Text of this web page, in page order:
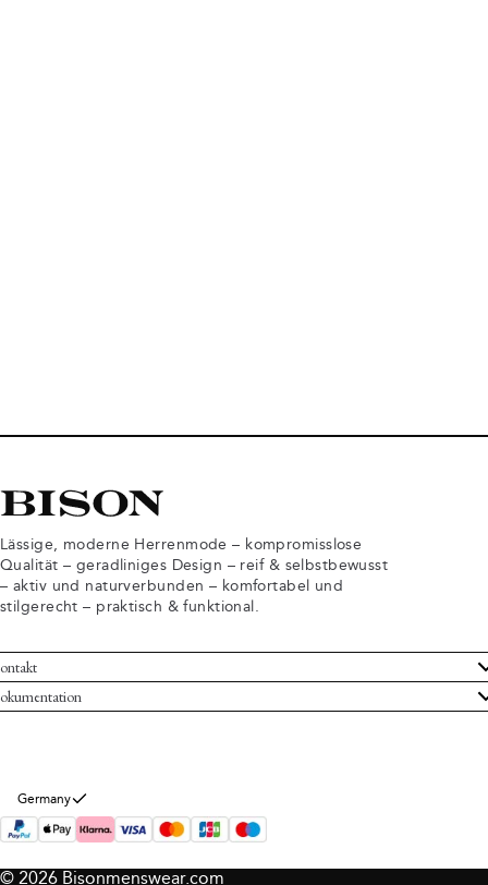
Lässige, moderne Herrenmode – kompromisslose
Qualität – geradliniges Design – reif & selbstbewusst
– aktiv und naturverbunden – komfortabel und
stilgerecht – praktisch & funktional.
Bison
Geschäftsbedingungen
Informationen
Germany
© 2026 Bisonmenswear.com